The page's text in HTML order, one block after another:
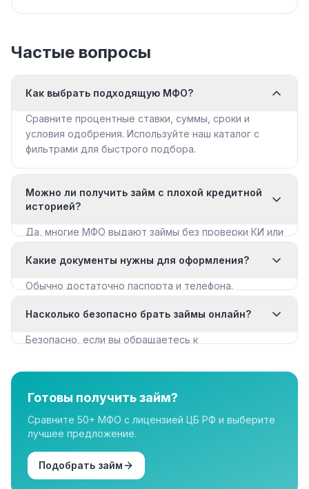
Частые вопросы
Как выбрать подходящую МФО?
Сравните процентные ставки, суммы, сроки и
условия одобрения. Используйте наш каталог с
фильтрами для быстрого подбора.
Можно ли получить займ с плохой кредитной
историей?
Да, многие МФО выдают займы без проверки КИ или
с плохой КИ».
Какие документы нужны для оформления?
Обычно достаточно паспорта и телефона.
документы для крупных сумм.
Насколько безопасно брать займы онлайн?
Безопасно, если вы обращаетесь к
организации в нашем каталоге имеют лицензию.
Готовы получить займ?
Сравните 50+ МФО с лицензией ЦБ РФ и выберите
лучшее предложение.
Подобрать займ